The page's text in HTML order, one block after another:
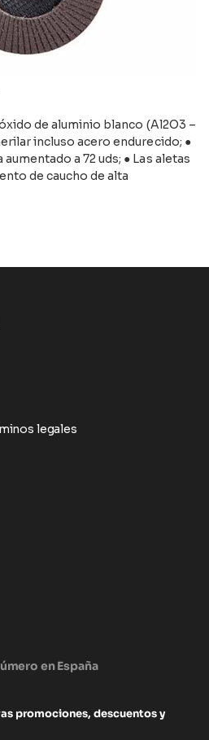
de aluminio blanco (Al2O3 –
incluso acero endurecido; ●
a 72 uds; ● Las aletas
de caucho de alta
legales
en España
promociones, descuentos y